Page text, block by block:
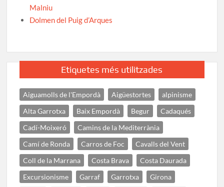
Malniu
Dolmen del Puig d’Arques
Etiquetes més utilitzades
Aiguamolls de l'Empordà Aigüestortes
alpinisme
Alta Garrotxa
Baix Empordà Begur
Cadaqués
Cadí-Moixeró
Camins de la Mediterrània
Camí de Ronda
Carros de Foc
Cavalls del Vent
Coll de la Marrana
Costa Brava
Costa Daurada
Excursionisme
Garraf Garrotxa
Girona